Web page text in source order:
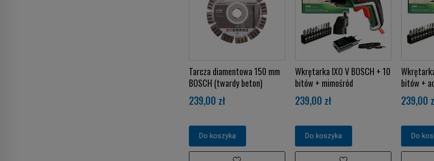
Tarcza diamentowa 150 mm
BOSCH (twardy beton)
239,00 zł
Do koszyka
Wkrętarka IXO V BOSCH + 10
bitów + mimośród
239,00 zł
Do koszyka
bitów +
239,00
Do